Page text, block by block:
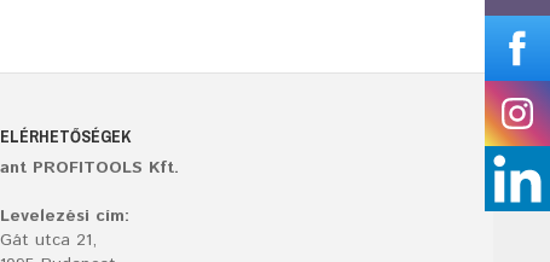
ELÉRHETŐSÉGEK
ant PROFITOOLS Kft.
Levelezési cím:
Gát utca 21,